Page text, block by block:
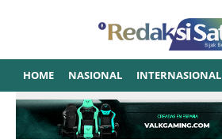
HOME NASIONAL INTERNASIONAL